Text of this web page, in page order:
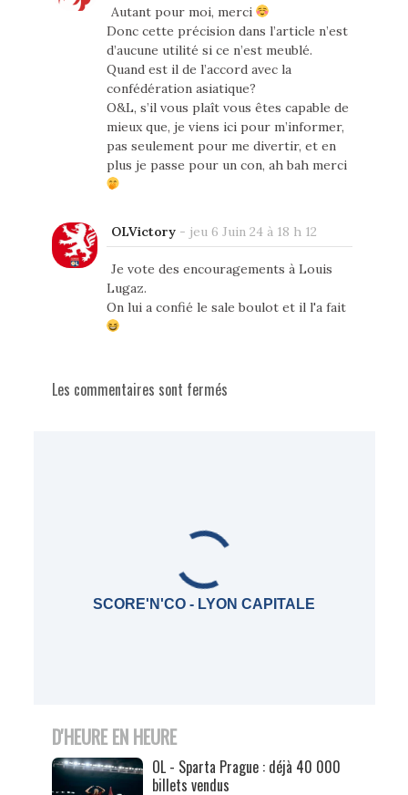
Autant pour moi, merci
Donc cette précision dans l’article n’est
d’aucune utilité si ce n’est meublé.
Quand est il de l’accord avec la
confédération asiatique?
O&L, s’il vous plaît vous êtes capable de
mieux que, je viens ici pour m’informer,
pas seulement pour me divertir, et en
plus je passe pour un con, ah bah merci
OLVictory- jeu 6 Juin 24 à 18 h 12
Je vote des encouragements à Louis
Lugaz.
On lui a confié le sale boulot et il l'a fait
Les commentaires sont fermés
SCORE'N'CO - LYON CAPITALE
D'HEURE EN HEURE
OL - Sparta Prague : déjà 40 000
billets vendus